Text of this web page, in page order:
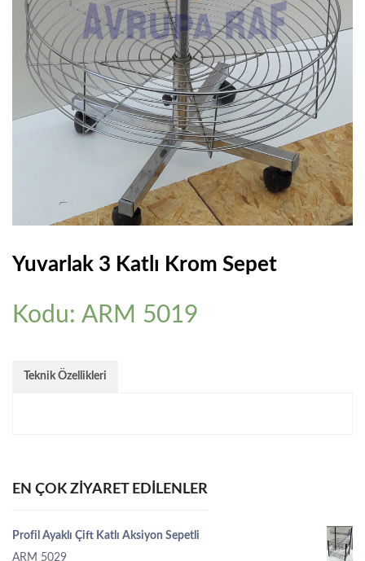
Yuvarlak 3 Katlı Krom Sepet
Kodu: ARM 5019
Teknik Özellikleri
EN ÇOK ZIYARET EDILENLER
Profil Ayaklı Çift Katlı Aksiyon Sepetli
ARM 5029